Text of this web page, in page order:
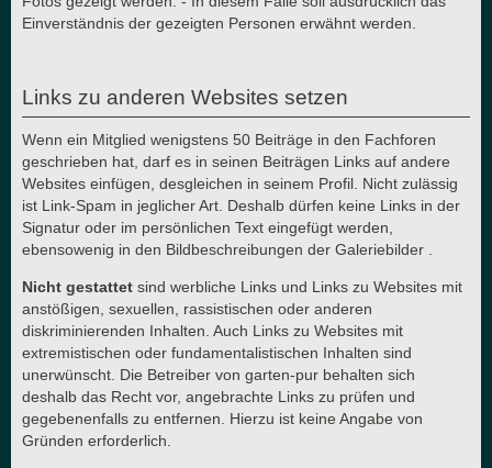
Einverständnis der gezeigten Personen erwähnt werden.
Links zu anderen Websites setzen
Wenn ein Mitglied wenigstens 50 Beiträge in den Fachforen
geschrieben hat, darf es in seinen Beiträgen Links auf andere
Websites einfügen, desgleichen in seinem Profil. Nicht zulässig
ist Link-Spam in jeglicher Art. Deshalb dürfen keine Links in der
Signatur oder im persönlichen Text eingefügt werden,
ebensowenig in den Bildbeschreibungen der Galeriebilder .
Nicht gestattet sind werbliche Links und Links zu Websites mit
anstößigen, sexuellen, rassistischen oder anderen
diskriminierenden Inhalten. Auch Links zu Websites mit
extremistischen oder fundamentalistischen Inhalten sind
unerwünscht. Die Betreiber von garten-pur behalten sich
deshalb das Recht vor, angebrachte Links zu prüfen und
gegebenenfalls zu entfernen. Hierzu ist keine Angabe von
Gründen erforderlich.